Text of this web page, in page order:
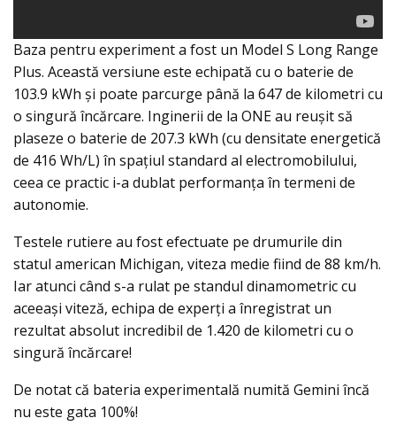
Baza pentru experiment a fost un Model S Long Range
Plus. Această versiune este echipată cu o baterie de
103.9 kWh și poate parcurge până la 647 de kilometri cu
o singură încărcare. Inginerii de la ONE au reușit să
plaseze o baterie de 207.3 kWh (cu densitate energetică
de 416 Wh/L) în spațiul standard al electromobilului,
ceea ce practic i-a dublat performanţa în termeni de
autonomie.
Testele rutiere au fost efectuate pe drumurile din
statul american Michigan, viteza medie fiind de 88 km/h.
Iar atunci când s-a rulat pe standul dinamometric cu
aceeași viteză, echipa de experţi a înregistrat un
rezultat absolut incredibil de 1.420 de kilometri cu o
singură încărcare!
De notat că bateria experimentală numită Gemini încă
nu este gata 100%!